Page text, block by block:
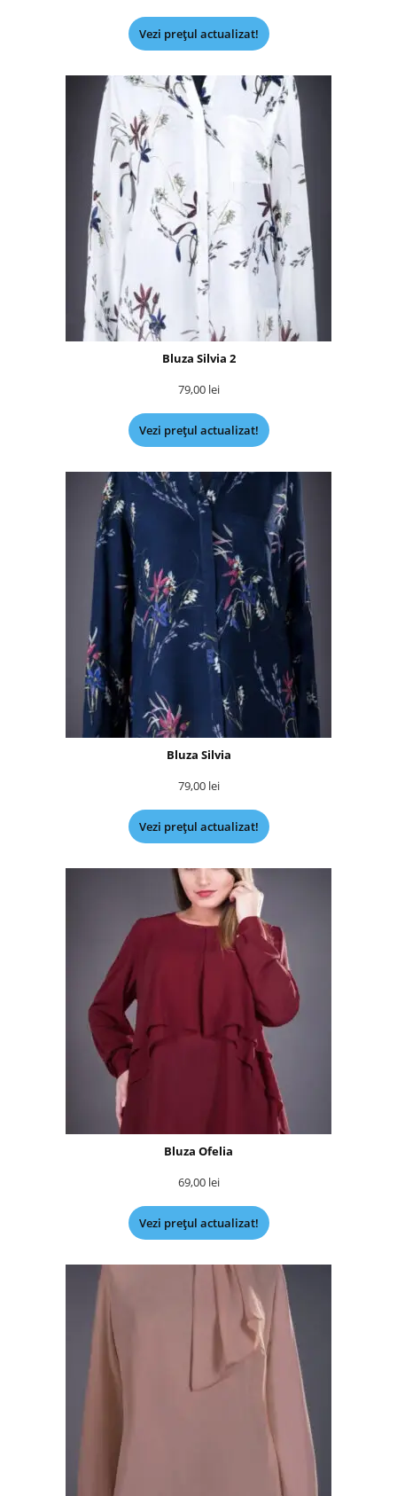
Vezi prețul actualizat!
Bluza Silvia 2
79,00 lei
Vezi prețul actualizat!
Bluza Silvia
79,00 lei
Vezi prețul actualizat!
Bluza Ofelia
69,00 lei
Vezi prețul actualizat!